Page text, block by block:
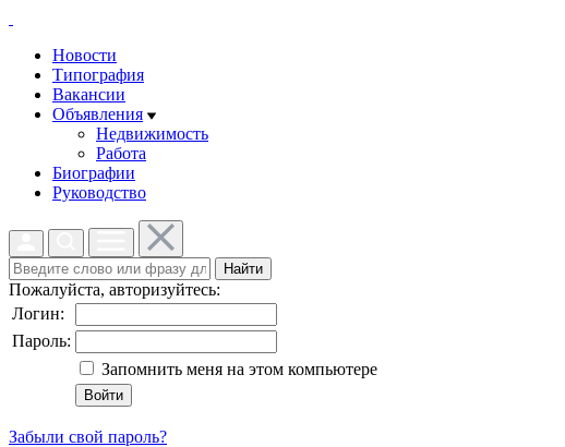
Новости
Типография
Вакансии
Объявления
Недвижимость
Работа
Биографии
Руководство
Найти
Пожалуйста, авторизуйтесь:
Логин:
Пароль:
Запомнить меня на этом компьютере
Забыли свой пароль?